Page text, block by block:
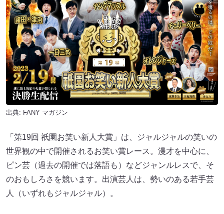
出典: FANY マガジン
「第19回 祇園お笑い新人大賞」は、ジャルジャルの笑いの
世界観の中で開催されるお笑い賞レース。漫才を中心に、
ピン芸（過去の開催では落語も）などジャンルレスで、そ
のおもしろさを競います。出演芸人は、勢いのある若手芸
人（いずれもジャルジャル）。